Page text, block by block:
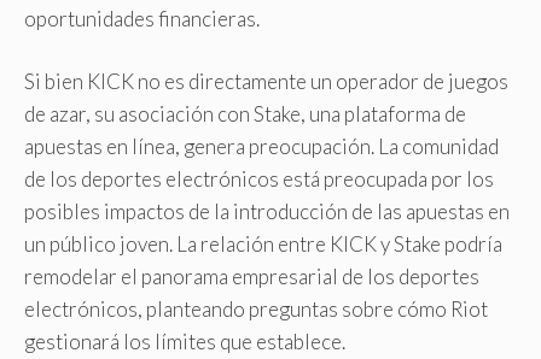
oportunidades financieras.
Si bien KICK no es directamente un operador de juegos
de azar, su asociación con Stake, una plataforma de
apuestas en línea, genera preocupación. La comunidad
de los deportes electrónicos está preocupada por los
posibles impactos de la introducción de las apuestas en
un público joven. La relación entre KICK y Stake podría
remodelar el panorama empresarial de los deportes
electrónicos, planteando preguntas sobre cómo Riot
gestionará los límites que establece.